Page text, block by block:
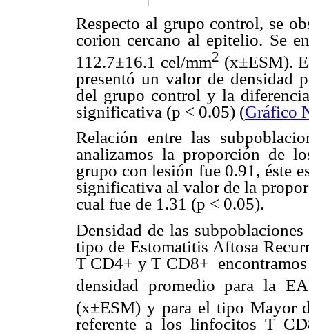
Respecto al grupo control, se
corion cercano al epitelio. Se
112.7±16.1 cel/mm2 (x±ESM).
presentó un valor de densidad
del grupo control y la
significativa (p < 0.05) (Gráfico
Relación entre las
analizamos la proporción de
grupo con lesión fue 0.91, éste
significativa al valor de la
cual fue de 1.31 (p < 0.05).
Densidad de las
tipo de Estomatitis Aftosa
T CD4+ y T CD8+
densidad promedio para la
(x±ESM) y para el tipo Mayor
referente a los linfocitos T